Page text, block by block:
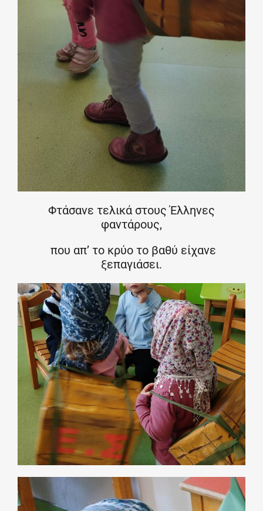
Φτάσανε τελικά στους Έλληνες
φαντάρους,
που απ’ το κρύο το βαθύ είχανε
ξεπαγιάσει.